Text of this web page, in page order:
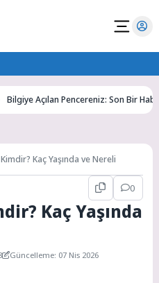
Açılan Pencereniz: Son Bir Haber
Kaç Yaşında ve Nereli
0
Kaç Yaşında
Güncelleme: 07 Nis 2026